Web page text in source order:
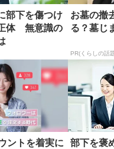
部下を傷つけ
体 無意識の
お墓の撤
る？墓じ
PR(くらしの話
ントを着実に
部下を褒